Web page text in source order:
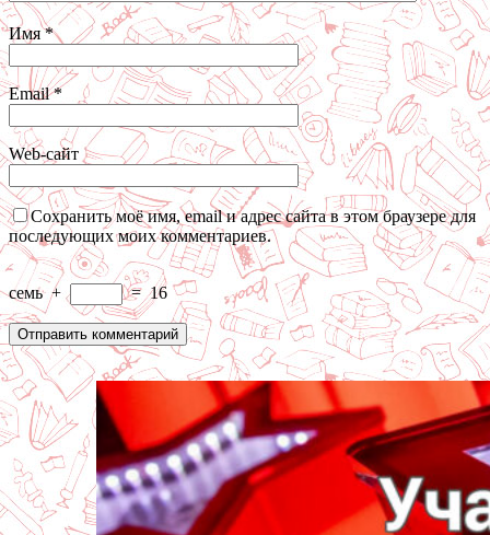
Имя*
Email*
Web-сайт
Сохранить моё имя, email и адрес сайта в этом браузере для
последующих моих комментариев.
семь + = 16